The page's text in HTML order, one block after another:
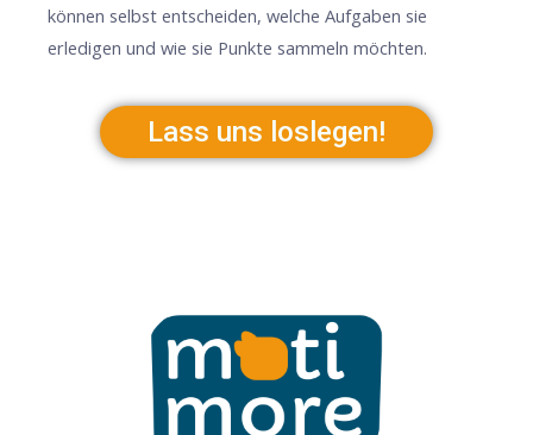
können selbst entscheiden, welche Aufgaben sie
erledigen und wie sie Punkte sammeln möchten.
Lass uns loslegen!